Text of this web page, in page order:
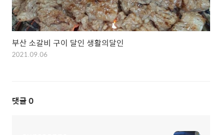
부산 소갈비 구이 달인 생활의달인
2021.09.06
댓글 0